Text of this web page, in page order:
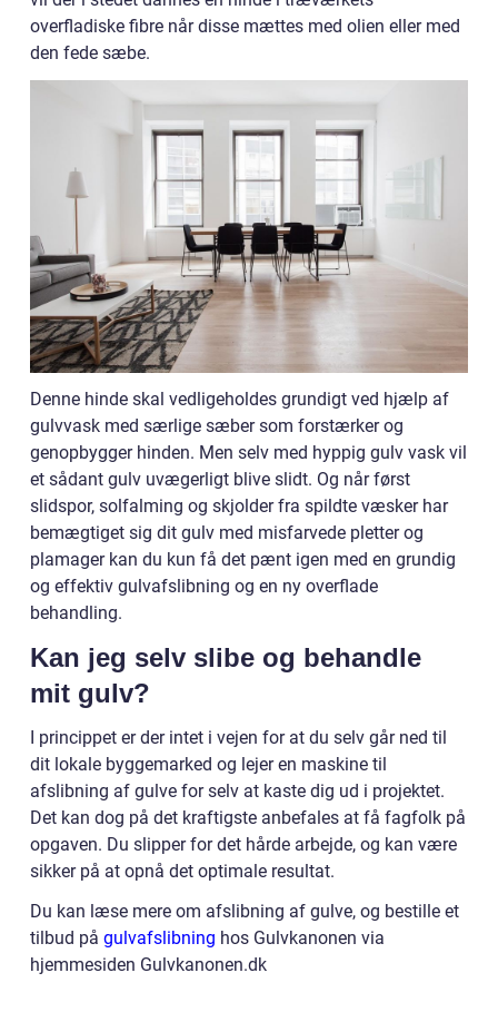
overfladiske fibre når disse mættes med olien eller med
den fede sæbe.
Denne hinde skal vedligeholdes grundigt ved hjælp af
gulvvask med særlige sæber som forstærker og
genopbygger hinden. Men selv med hyppig gulv vask vil
et sådant gulv uvægerligt blive slidt. Og når først
slidspor, solfalming og skjolder fra spildte væsker har
bemægtiget sig dit gulv med misfarvede pletter og
plamager kan du kun få det pænt igen med en grundig
og effektiv gulvafslibning og en ny overflade
behandling.
Kan jeg selv slibe og behandle
mit gulv?
I princippet er der intet i vejen for at du selv går ned til
dit lokale byggemarked og lejer en maskine til
afslibning af gulve for selv at kaste dig ud i projektet.
Det kan dog på det kraftigste anbefales at få fagfolk på
opgaven. Du slipper for det hårde arbejde, og kan være
sikker på at opnå det optimale resultat.
Du kan læse mere om afslibning af gulve, og bestille et
tilbud på gulvafslibning hos Gulvkanonen via
hjemmesiden Gulvkanonen.dk